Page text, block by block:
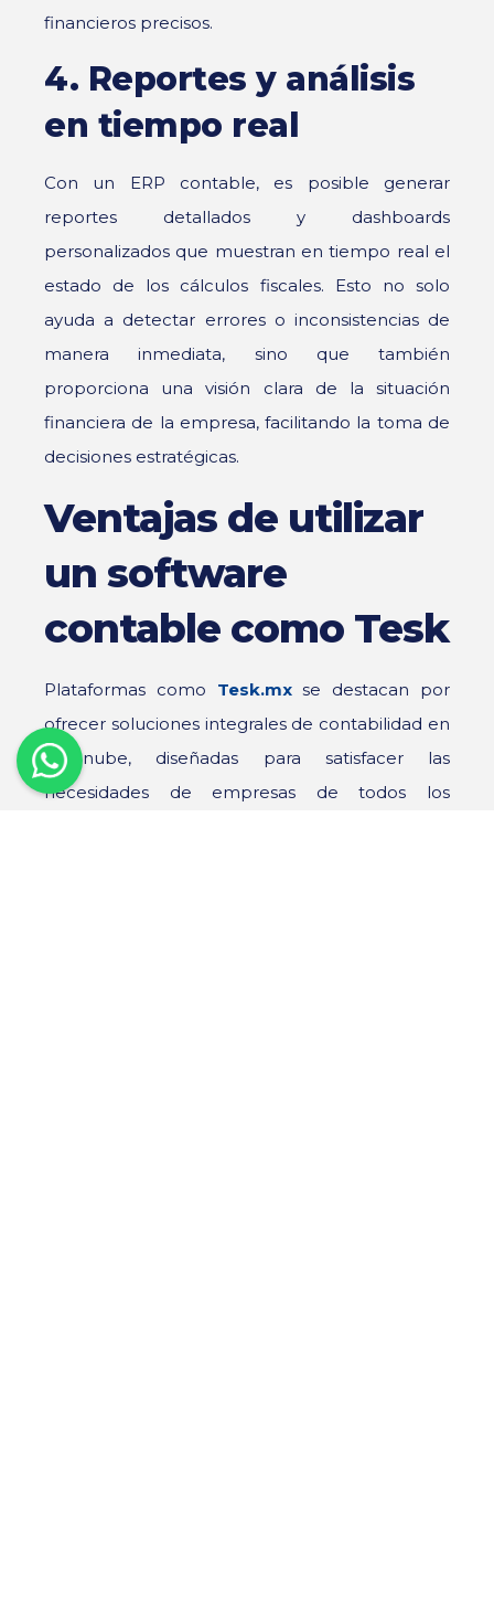
financieros precisos.
4. Reportes y análisis
en tiempo real
Con un ERP contable, es posible generar
reportes detallados y dashboards
personalizados que muestran en tiempo real el
estado de los cálculos fiscales. Esto no solo
ayuda a detectar errores o inconsistencias de
manera inmediata, sino que también
proporciona una visión clara de la situación
financiera de la empresa, facilitando la toma de
decisiones estratégicas.
Ventajas de utilizar
un software
contable como Tesk
Plataformas como Tesk.mxse destacan por
ofrecer soluciones integrales de contabilidad en
la nube, diseñadas para satisfacer las
necesidades de empresas de todos los